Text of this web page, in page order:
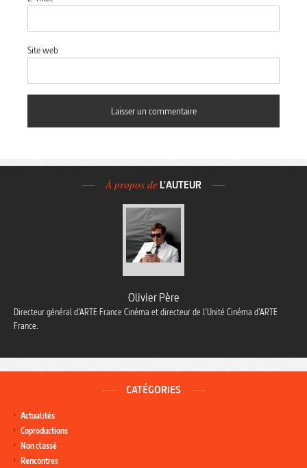
Site web
À propos de L'AUTEUR
Olivier Père
Directeur général d’ARTE France Cinéma et directeur de l’Unité Cinéma d’ARTE
France.
CATÉGORIES
Actualités
Coproductions
Non classé
Rencontres